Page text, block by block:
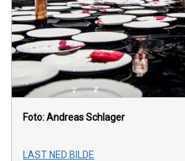
Foto: Andreas Schlager
LAST NED BILDE